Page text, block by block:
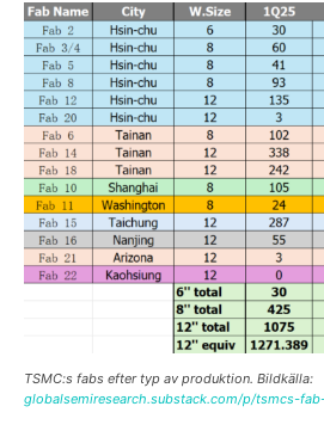
TSMC:s fabs efter typ av produktion. Bildkälla:
globalsemiresearch.substack.com/p/tsmcs-